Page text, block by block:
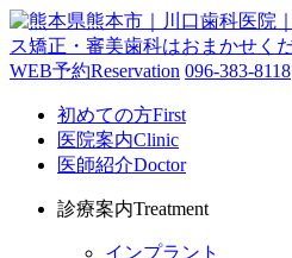
WEB予約Reservation 096-383-8118
初めての方First
医院案内Clinic
医師紹介Doctor
診療案内Treatment
インプラント